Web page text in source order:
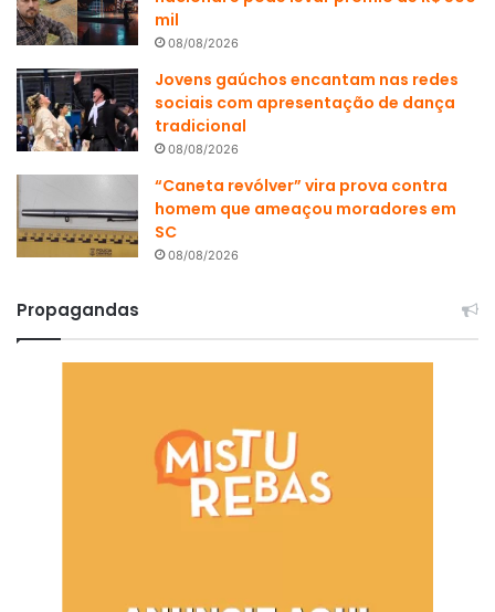
mil
08/08/2026
Jovens gaúchos encantam nas redes
sociais com apresentação de dança
tradicional
08/08/2026
“Caneta revólver” vira prova contra
homem que ameaçou moradores em
SC
08/08/2026
Propagandas